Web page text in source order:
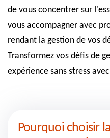
de vous concentrer sur
vous accompagner avec
rendant la gestion de vos
Transformez vos défis de
expérience sans stress
Pourquoi choisir